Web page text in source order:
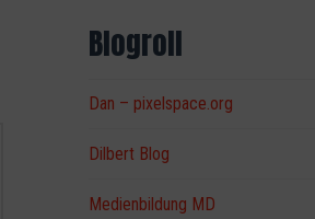
Blogroll
Dan – pixelspace.org
Dilbert Blog
Medienbildung MD